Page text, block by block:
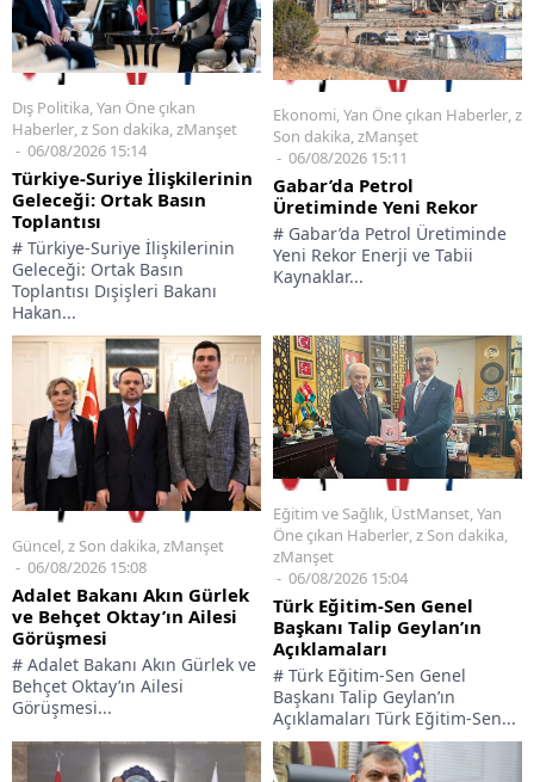
Dış Politika,Yan Öne çıkan
Haberler,z Son dakika,zManşet
06/08/2026 15:14
Türkiye-Suriye İlişkilerinin
Geleceği: Ortak Basın
Toplantısı
# Türkiye-Suriye İlişkilerinin
Geleceği: Ortak Basın
Toplantısı Dışişleri Bakanı
Hakan...
Ekonomi,Yan Öne çıkan Haberler,z
Son dakika,zManşet
06/08/2026 15:11
Gabar’da Petrol
Üretiminde Yeni Rekor
# Gabar’da Petrol Üretiminde
Yeni Rekor Enerji ve Tabii
Kaynaklar...
Güncel z Son dakika zManşet
06/08/2026 15:08
Adalet Bakanı Akın Gürlek
ve Behçet Oktay’ın Ailesi
Görüşmesi
# Adalet Bakanı Akın Gürlek ve
Behçet Oktay’ın Ailesi
Görüşmesi...
Eğitim ve Sağlık, ÜstManset,Yan
Öne çıkan Haberler,z Son dakika,
zManşet
06/08/2026 15:04
Türk Eğitim-Sen Genel
Başkanı Talip Geylan’ın
Açıklamaları
# Türk Eğitim-Sen Genel
Başkanı Talip Geylan’ın
Açıklamaları Türk Eğitim-Sen...